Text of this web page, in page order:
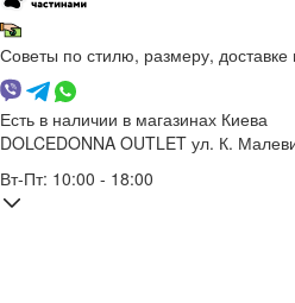
Советы по стилю, размеру, доставке
Есть в наличии в магазинах Киева
DOLCEDONNA OUTLET ул. К.
Вт-Пт: 10:00 - 18:00